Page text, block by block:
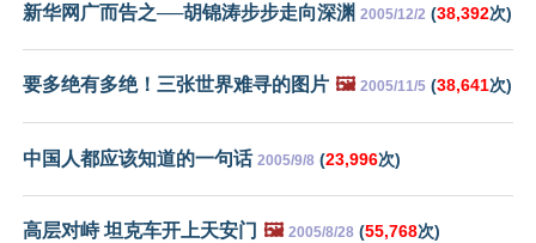
新华网广而告之──胡锦涛步步走向深渊 2005/12/2 (38,392次)
要多绝有多绝！三张世界难寻的图片 🖼️ 2005/11/5 (38,641次)
中国人都应该知道的一句话 2005/9/8 (23,996次)
高层对峙 坦克车开上天安门 🖼️ 2005/8/28 (55,768次)